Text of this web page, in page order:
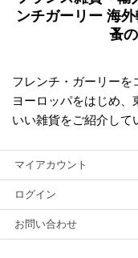
ンチガーリー 海
蚤
フレンチ・ガーリーを
ヨーロッパをはじめ
いい雑貨をご紹介して
マイアカウント
ログイン
お問い合わせ